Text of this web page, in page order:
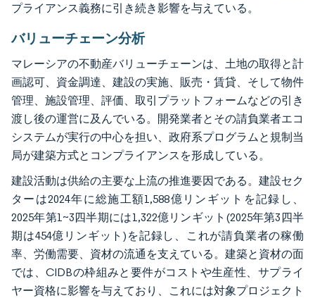
プライアンス義務に引き続き影響を与えている。
バリューチェーン分析
マレーシアの不動産バリューチェーンは、土地の取得と計
画認可、資金調達、建設の実施、販売・賃貸、そして物件
管理、施設管理、評価、取引プラットフォームなどの引き
渡し後の運営に及んでいる。開発業者とその請負業者エコ
システムが実行の中心を担い、政府系プログラムと規制当
局が建築方式とコンプライアンスを形成している。
建設活動は供給の主要な上流の推進要因である。建設セク
ターは2024年に総施工額1,588億リンギットを記録し、
2025年第1~3四半期には1,322億リンギット(2025年第3四半
期は454億リンギット)を記録し、これが請負業者の稼働
率、労働需要、資材の流通を支えている。建築と資材の面
では、CIDBの枠組みと要件がコストや生産性、サプライ
ヤー資格に影響を与えており、これには対象プロジェクト